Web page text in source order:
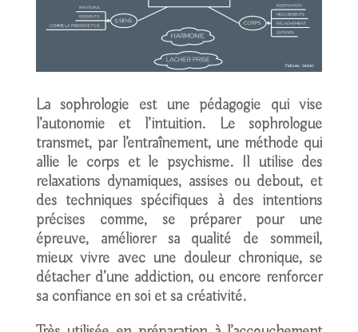
La sophrologie est une pédagogie qui vise
l’autonomie et l’intuition. Le sophrologue
transmet, par l’entraînement, une méthode qui
allie le corps et le psychisme. Il utilise des
relaxations dynamiques, assises ou debout, et
des techniques spécifiques à des intentions
précises comme, se préparer pour une
épreuve, améliorer sa qualité de sommeil,
mieux vivre avec une douleur chronique, se
détacher d’une addiction, ou encore renforcer
sa confiance en soi et sa créativité.